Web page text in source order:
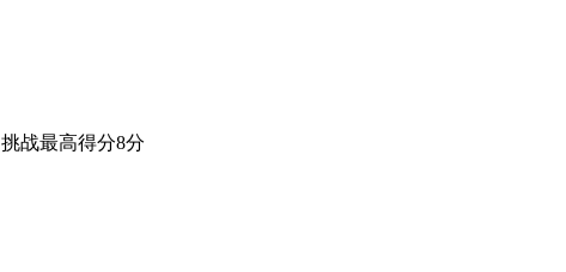
挑战最高得分8分